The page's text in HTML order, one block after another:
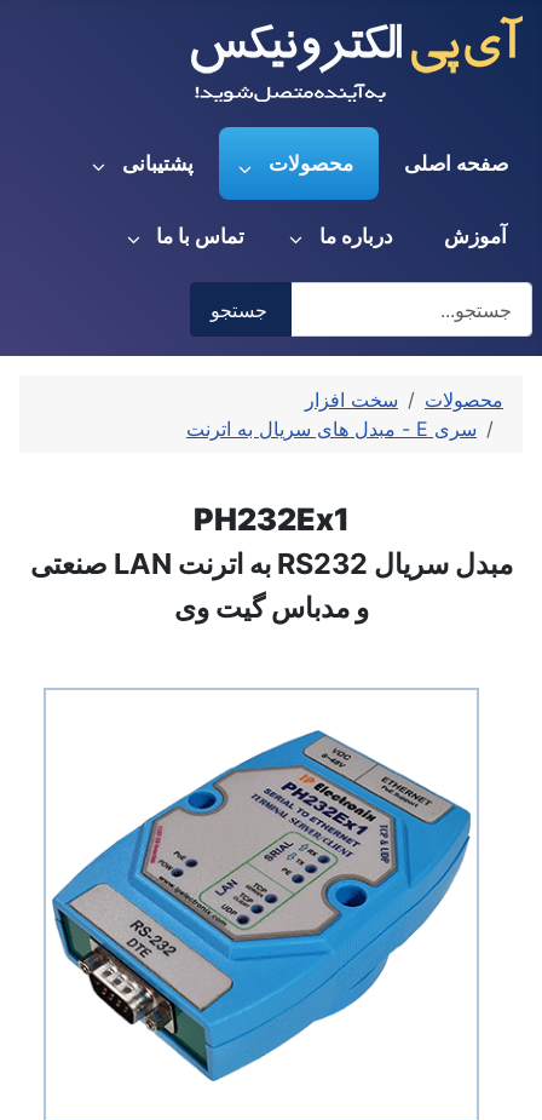
صفحه اصلی محصولات پشتیبانی
آموزش درباره ما تماس با ما
Type 2 or more characters for results.
جستجو
محصولات
سخت افزار
سری E - مبدل های سریال به اترنت
PH232Ex1
مبدل سریال RS232 به اترنت LAN صنعتی
و مدباس گیت وی